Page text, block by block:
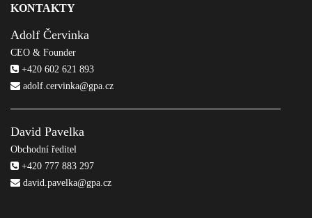
KONTAKTY
Adolf Červinka
CEO & Founder
+420 602 621 893
adolf.cervinka@gpa.cz
David Pavelka
Obchodní ředitel
+420 777 883 297
david.pavelka@gpa.cz